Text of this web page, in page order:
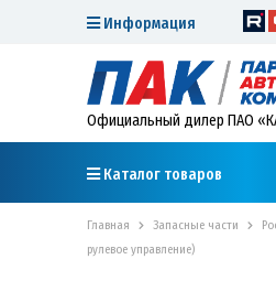
Информация
Официальный дилер ПАО
Каталог товаров
Главная Запасные части
рулевое управление)